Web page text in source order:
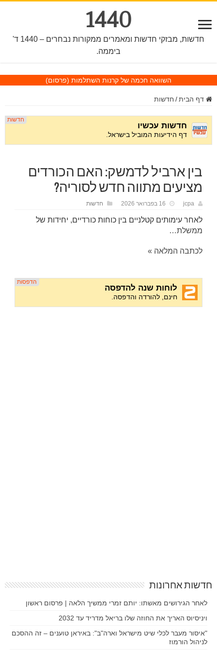
1440
חדשות, מבזקי חדשות ומאמרים ממקורות נבחרים – 1440 ד'
ביממה.
השוואה חכמה של קרנות השתלמות (פרסום)
דף הבית / חדשות
בין ארביל לדמשק: האם הכורדים
מציעים מתווה חדש לסוריה?
jcpa 16 בפברואר 2026 חדשות
לאחר עימותים קטלניים בין כוחות כורדיים, יחידות של
ממשלת…
לכתבה המלאה »
חדשות אחרונות
לאחר הגירושים מאשתו: יותם זמרי ממשיך הלאה | פרסום ראשון
ויניסיוס האריך את החוזה שלו בריאל מדריד עד 2032
"איסור מעבר לכלי שיט מישראל וארה"ב": באיראן טוענים – זה ההסכם
לניהול הורמוז